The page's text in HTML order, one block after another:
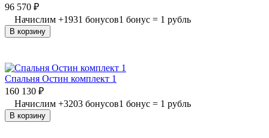
96 570 ₽
Начислим +1931 бонусов1 бонус = 1 рубль
В корзину
Спальня Остин комплект 1
160 130 ₽
Начислим +3203 бонусов1 бонус = 1 рубль
В корзину